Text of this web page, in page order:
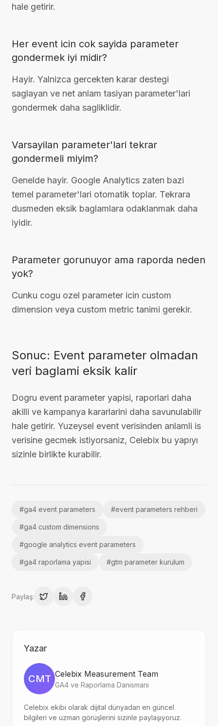
hale getirir.
Her event icin cok sayida parameter
gondermek iyi midir?
Hayir. Yalnizca gercekten karar destegi
saglayan ve net anlam tasiyan parameter'lari
gondermek daha sagliklidir.
Varsayilan parameter'lari tekrar
gondermeli miyim?
Genelde hayir. Google Analytics zaten bazi
temel parameter'lari otomatik toplar. Tekrara
dusmeden eksik baglamlara odaklanmak daha
iyidir.
Parameter gorunuyor ama raporda neden
yok?
Cunku cogu ozel parameter icin custom
dimension veya custom metric tanimi gerekir.
Sonuc: Event parameter olmadan
veri baglami eksik kalir
Dogru event parameter yapisi, raporlari daha
akilli ve kampanya kararlarini daha savunulabilir
hale getirir. Yuzeysel event verisinden anlamli is
verisine gecmek istiyorsaniz, Celebix bu yapıyı
sizinle birlikte kurabilir.
#ga4 event parameters #event parameters rehberi
#ga4 custom dimensions
#google analytics event parameters
#ga4 raporlama yapisi #gtm parameter kurulum
Paylaş:
Yazar
CMT Celebix Measurement Team
GA4 ve Raporlama Danismani
Celebix ekibi olarak dijital dünyadan en güncel
bilgileri ve uzman görüşlerini sizinle paylaşıyoruz.